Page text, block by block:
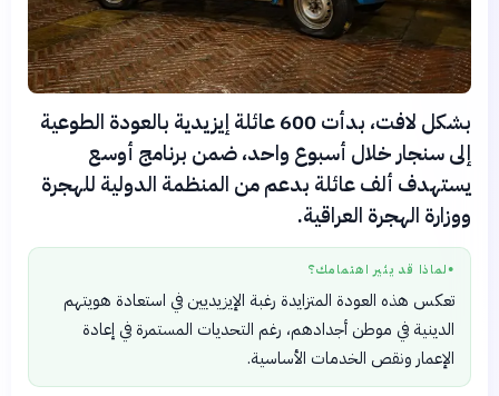
بشكل لافت، بدأت 600 عائلة إيزيدية بالعودة الطوعية
إلى سنجار خلال أسبوع واحد، ضمن برنامج أوسع
يستهدف ألف عائلة بدعم من المنظمة الدولية للهجرة
ووزارة الهجرة العراقية.
● لماذا قد يثير اهتمامك؟
تعكس هذه العودة المتزايدة رغبة الإيزيديين في استعادة هويتهم
الدينية في موطن أجدادهم، رغم التحديات المستمرة في إعادة
الإعمار ونقص الخدمات الأساسية.